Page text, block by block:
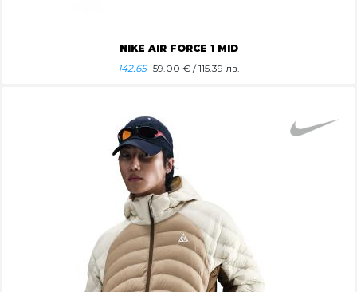
NIKE AIR FORCE 1 MID
142.65 59.00 € / 115.39 лв.